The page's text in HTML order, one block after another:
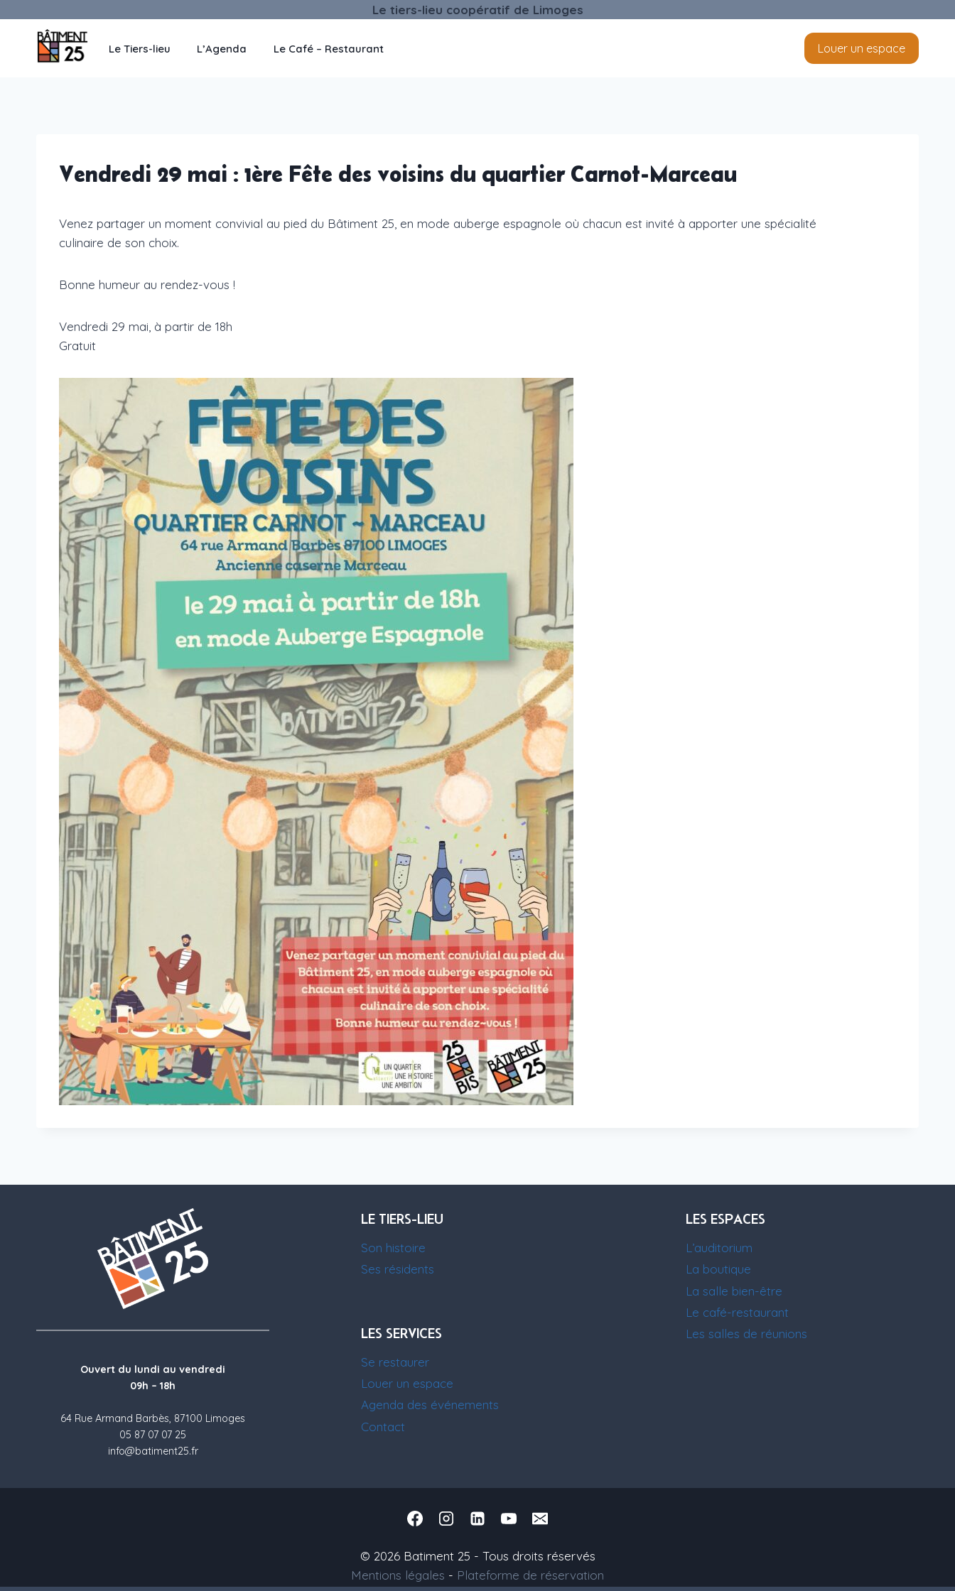
contenu
Le tiers-lieu coopératif de Limoges
Le Tiers-lieu L’Agenda Le Café – Restaurant Louer un espace
Vendredi 29 mai : 1ère Fête des voisins du quartier Carnot-Marceau
Venez partager un moment convivial au pied du Bâtiment 25, en mode auberge espagnole où chacun est invité à apporter une spécialité
culinaire de son choix.
Bonne humeur au rendez-vous !
Vendredi 29 mai, à partir de 18h
Gratuit
Ouvert du lundi au vendredi
09h – 18h
64 Rue Armand Barbès, 87100 Limoges
05 87 07 07 25
info@batiment25.fr
LE TIERS-LIEU
Son histoire
Ses résidents
LES SERVICES
Se restaurer
Louer un espace
Agenda des événements
Contact
LES ESPACES
L’auditorium
La boutique
La salle bien-être
Le café-restaurant
Les salles de réunions
© 2026 Batiment 25 - Tous droits réservés
Mentions légales - Plateforme de réservation